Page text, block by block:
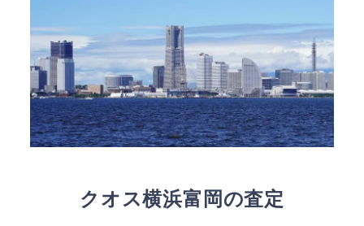
クオス横浜富岡の査定